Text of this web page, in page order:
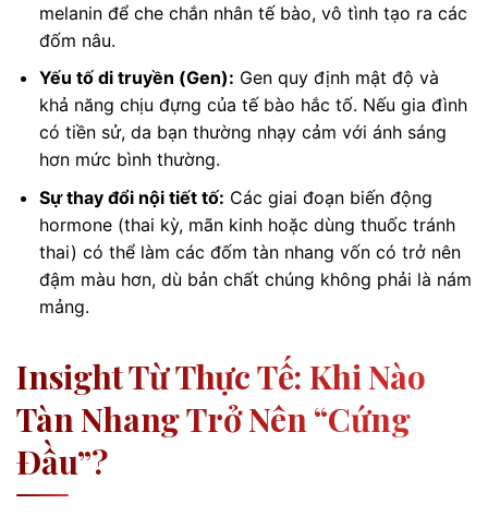
melanin để che chắn nhân tế bào, vô tình tạo ra các
đốm nâu.
Yếu tố di truyền (Gen): Gen quy định mật độ và
khả năng chịu đựng của tế bào hắc tố. Nếu gia đình
có tiền sử, da bạn thường nhạy cảm với ánh sáng
hơn mức bình thường.
Sự thay đổi nội tiết tố: Các giai đoạn biến động
hormone (thai kỳ, mãn kinh hoặc dùng thuốc tránh
thai) có thể làm các đốm tàn nhang vốn có trở nên
đậm màu hơn, dù bản chất chúng không phải là nám
mảng.
Insight Từ Thực Tế: Khi Nào
Tàn Nhang Trở Nên “cứng
Đầu”?